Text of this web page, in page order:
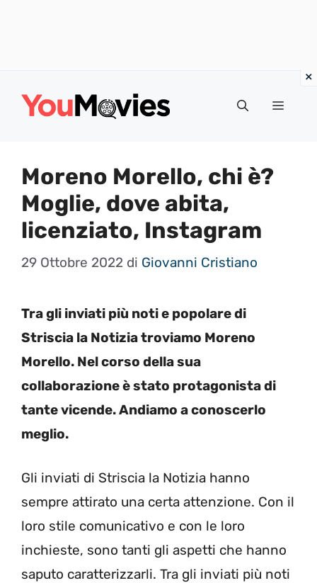
Menu
Moreno Morello, chi è?
Moglie, dove abita,
licenziato, Instagram
29 Ottobre 2022 di Giovanni Cristiano
Tra gli inviati più noti e popolare di
Striscia la Notizia troviamo Moreno
Morello. Nel corso della sua
collaborazione è stato protagonista di
tante vicende. Andiamo a conoscerlo
meglio.
Gli inviati di Striscia la Notizia hanno
sempre attirato una certa attenzione. Con il
loro stile comunicativo e con le loro
inchieste, sono tanti gli aspetti che hanno
saputo caratterizzarli. Tra gli inviati più noti